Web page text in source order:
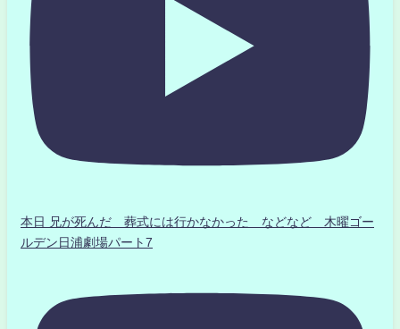
本日 兄が死んだ 葬式には行かなかった などなど 木曜ゴー
ルデン日浦劇場パート7